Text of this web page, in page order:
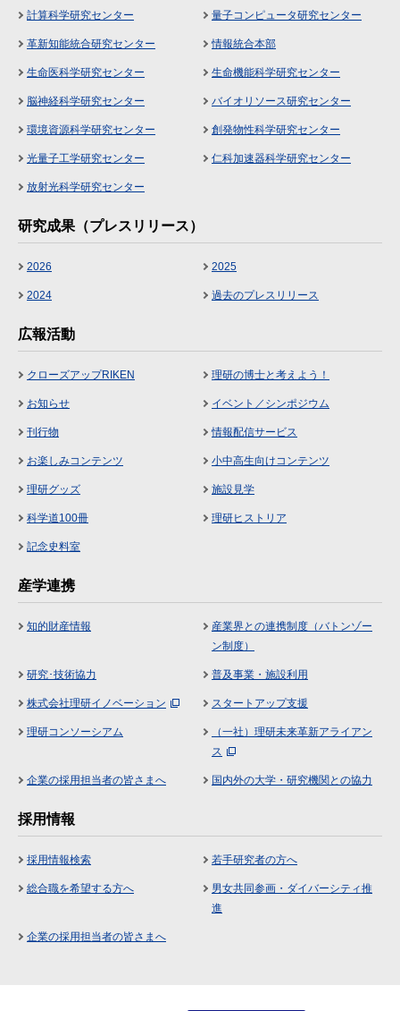
計算科学研究センター 量子コンピュータ研究センター
革新知能統合研究センター 情報統合本部
生命医科学研究センター 生命機能科学研究センター
脳神経科学研究センター バイオリソース研究センター
環境資源科学研究センター 創発物性科学研究センター
光量子工学研究センター 仁科加速器科学研究センター
放射光科学研究センター
研究成果（プレスリリース）
2026 2025
2024 過去のプレスリリース
広報活動
クローズアップRIKEN 理研の博士と考えよう！
お知らせ イベント／シンポジウム
刊行物 情報配信サービス
お楽しみコンテンツ 小中高生向けコンテンツ
理研グッズ 施設見学
科学道100冊 理研ヒストリア
記念史料室
産学連携
知的財産情報
産業界との連携制度（バトンゾー
ン制度）
研究･技術協力 普及事業・施設利用
株式会社理研イノベーション スタートアップ支援
理研コンソーシアム
（一社）理研未来革新アライアン
ス
企業の採用担当者の皆さまへ 国内外の大学・研究機関との協力
採用情報
採用情報検索 若手研究者の方へ
総合職を希望する方へ
男女共同参画・ダイバーシティ推
進
企業の採用担当者の皆さまへ